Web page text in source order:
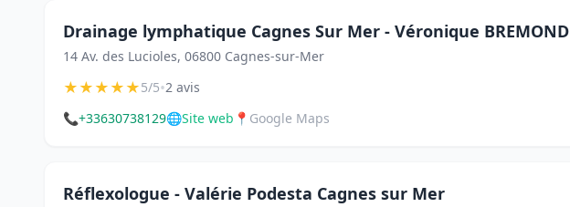
Drainage lymphatique Cagnes Sur Mer - Véronique BREMOND
14 Av. des Lucioles, 06800 Cagnes-sur-Mer
★★★★★5/5•2 avis
📞+33630738129🌐Site web 📍 Google Maps
Réflexologue - Valérie Podesta Cagnes sur Mer